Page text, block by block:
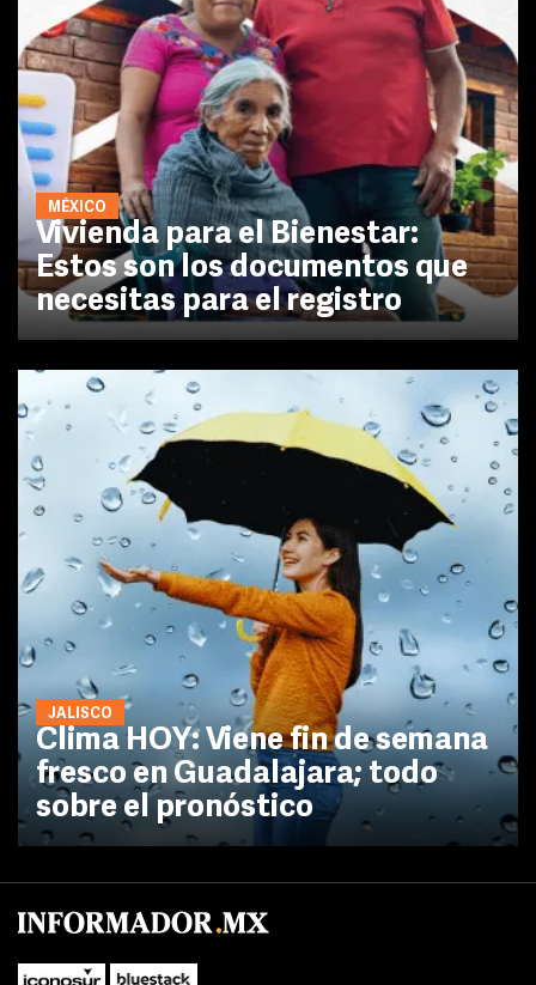
MÉXICO
Vivienda para el Bienestar:
Estos son los documentos que
necesitas para el registro
JALISCO
Clima HOY: Viene fin de semana
fresco en Guadalajara; todo
sobre el pronóstico